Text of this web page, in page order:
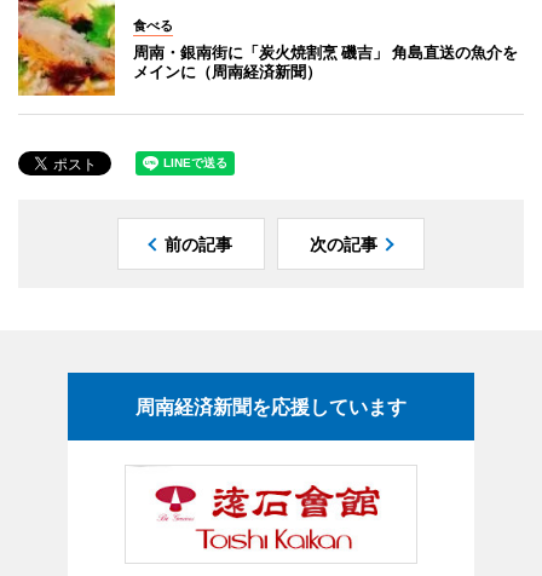
食べる
周南・銀南街に「炭火焼割烹 磯吉」 角島直送の魚介を
メインに（周南経済新聞）
前の記事 次の記事
周南経済新聞を応援しています